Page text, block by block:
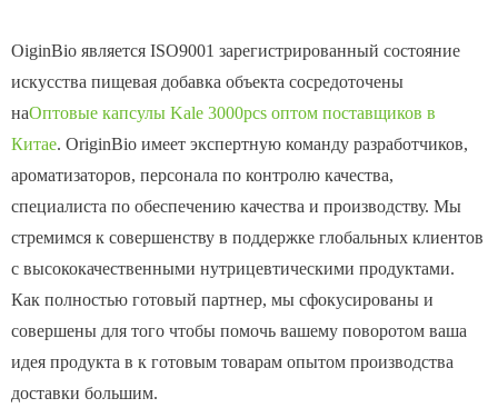
OiginBio является ISO9001 зарегистрированный состояние
искусства пищевая добавка объекта сосредоточены
наОптовые капсулы Kale 3000pcs оптом поставщиков в
Китае. OriginBio имеет экспертную команду разработчиков,
ароматизаторов, персонала по контролю качества,
специалиста по обеспечению качества и производству. Мы
стремимся к совершенству в поддержке глобальных клиентов
с высококачественными нутрицевтическими продуктами.
Как полностью готовый партнер, мы сфокусированы и
совершены для того чтобы помочь вашему поворотом ваша
идея продукта в к готовым товарам опытом производства
доставки большим.